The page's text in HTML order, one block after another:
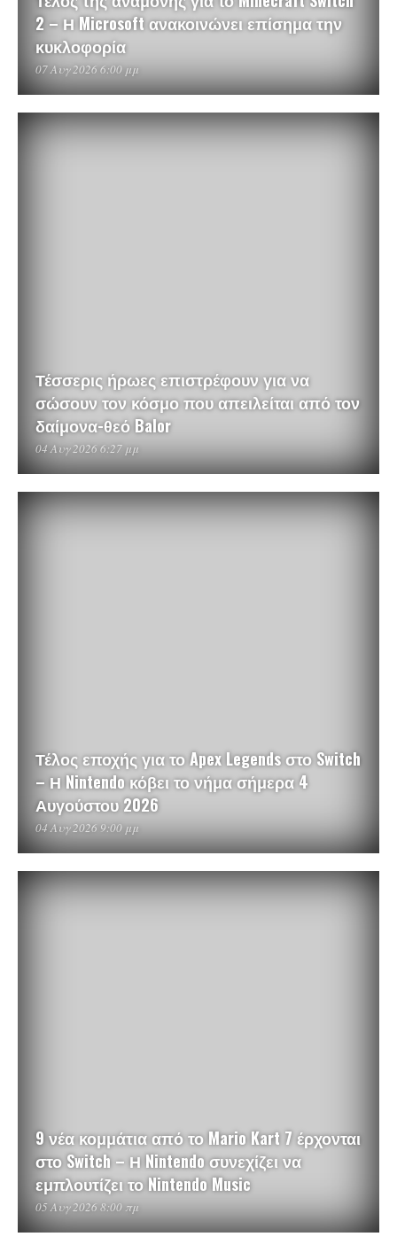
2 – Η Microsoft ανακοινώνει επίσημα την
κυκλοφορία
07 Αυγ 2026 6:00 μμ
Τέσσερις ήρωες επιστρέφουν για να
σώσουν τον κόσμο που απειλείται από τον
δαίμονα-θεό Balor
04 Αυγ 2026 6:27 μμ
Τέλος εποχής για το Apex Legends στο Switch
– Η Nintendo κόβει το νήμα σήμερα 4
Αυγούστου 2026
04 Αυγ 2026 9:00 μμ
9 νέα κομμάτια από το Mario Kart 7 έρχονται
στο Switch – Η Nintendo συνεχίζει να
εμπλουτίζει το Nintendo Music
05 Αυγ 2026 8:00 πμ